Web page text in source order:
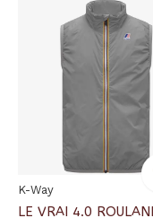
K-Way
LE VRAI 4.0